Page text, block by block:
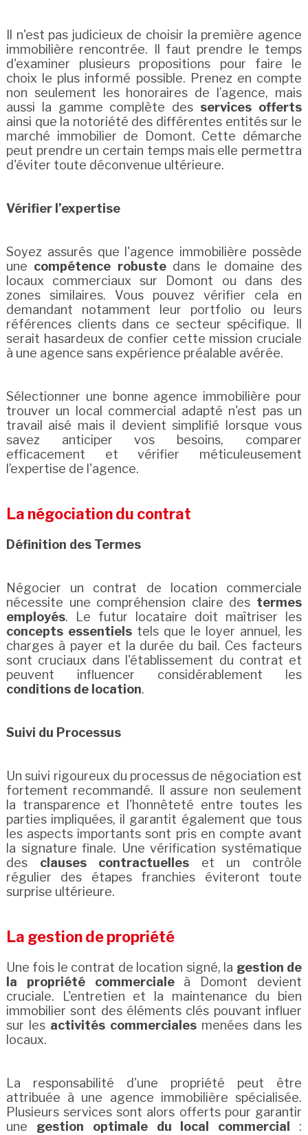
Il n'est pas judicieux de choisir la première agence
immobilière rencontrée. Il faut prendre le temps
d'examiner plusieurs propositions pour faire le
choix le plus informé possible. Prenez en compte
non seulement les honoraires de l’agence, mais
aussi la gamme complète des services offerts
ainsi que la notoriété des différentes entités sur le
marché immobilier de Domont. Cette démarche
peut prendre un certain temps mais elle permettra
d'éviter toute déconvenue ultérieure.
Vérifier l’expertise
Soyez assurés que l'agence immobilière possède
une compétence robustedans le domaine des
locaux commerciaux sur Domont ou dans des
zones similaires. Vous pouvez vérifier cela en
demandant notamment leur portfolio ou leurs
références clients dans ce secteur spécifique. Il
serait hasardeux de confier cette mission cruciale
à une agence sans expérience préalable avérée.
Sélectionner une bonne agence immobilière pour
trouver un local commercial adapté n'est pas un
travail aisé mais il devient simplifié lorsque vous
savez anticiper vos besoins, comparer
efficacement et vérifier méticuleusement
l’expertise de l'agence.
La négociation du contrat
Définition des Termes
Négocier un contrat de location commerciale
nécessite une compréhension claire des termes
employés. Le futur locataire doit maîtriser les
concepts essentielstels que le loyer annuel, les
charges à payer et la durée du bail. Ces facteurs
sont cruciaux dans l'établissement du contrat et
peuvent influencer considérablement les
conditions de location.
Suivi du Processus
Un suivi rigoureux du processus de négociation est
fortement recommandé. Il assure non seulement
la transparence et l'honnêteté entre toutes les
parties impliquées, il garantit également que tous
les aspects importants sont pris en compte avant
la signature finale. Une vérification systématique
des clauses contractuelles et un contrôle
régulier des étapes franchies éviteront toute
surprise ultérieure.
La gestion de propriété
Une fois le contrat de location signé, la gestion de
la propriété commercialeà Domont devient
cruciale. L'entretien et la maintenance du bien
immobilier sont des éléments clés pouvant influer
sur les activités commerciales menées dans les
locaux.
La responsabilité d'une propriété peut être
attribuée à une agence immobilière spécialisée.
Plusieurs services sont alors offerts pour garantir
une gestion optimale du local commercial
: